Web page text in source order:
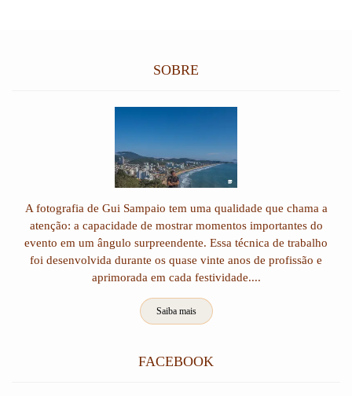
SOBRE
A fotografia de Gui Sampaio tem uma qualidade que chama a
atenção: a capacidade de mostrar momentos importantes do
evento em um ângulo surpreendente. Essa técnica de trabalho
foi desenvolvida durante os quase vinte anos de profissão e
aprimorada em cada festividade....
Saiba mais
FACEBOOK